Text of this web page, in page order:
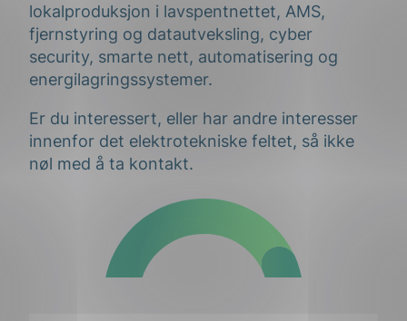
lokalproduksjon i lavspentnettet, AMS,
fjernstyring og datautveksling, cyber
security, smarte nett, automatisering og
energilagringssystemer.
Er du interessert, eller har andre interesser
innenfor det elektrotekniske feltet, så ikke
nøl med å ta kontakt.